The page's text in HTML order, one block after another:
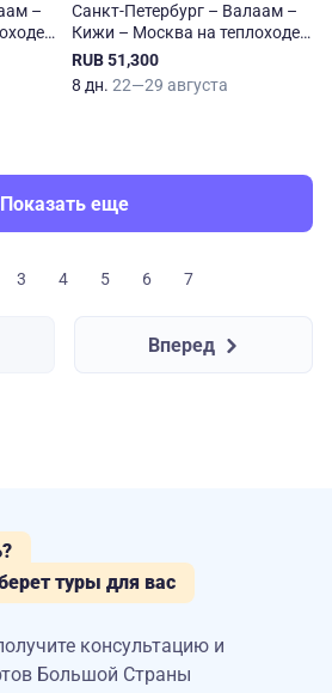
–
Санкт-Петербург – Валаам –
Кижи – Москва на теплоходе
К.А. Тимирязев
RUB 51,300
8 дн. 22—29 августа
Показать еще
3 4 5 6 7
Вперед
туры для вас
консультацию и
Большой Страны